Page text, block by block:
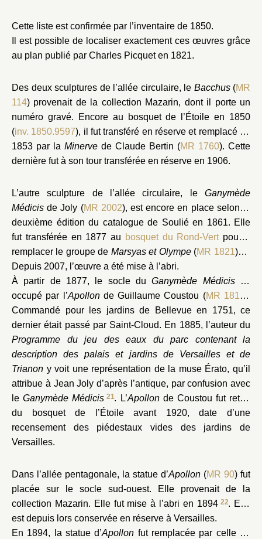
Cette liste est confirmée par l’inventaire de 1850.
Il est possible de localiser exactement ces œuvres grâce
au plan publié par Charles Picquet en 1821.
Des deux sculptures de l’allée circulaire, le Bacchus(MR
114) provenait de la collection Mazarin, dont il porte un
numéro gravé. Encore au bosquet de l’Étoile en 1850
(inv. 1850.9597), il fut transféré en réserve et remplacé en
1853 par la Minerve de Claude Bertin (MR 1760). Cette
dernière fut à son tour transférée en réserve en 1906.
L’autre sculpture de l’allée circulaire, le Ganymède
Médicis de Joly (MR 2002), est encore en place selon la
deuxième édition du catalogue de Soulié en 1861. Elle
fut transférée en 1877 au bosquet du Rond-Vertpour y
remplacer le groupe de Marsyas et Olympe (MR 1821)
Depuis 2007, l’œuvre a été mise à l’abri.
À partir de 1877, le socle duGanymède Médicisfut
occupé par l’Apollonde Guillaume Coustou (MR 1812
).
Commandé pour les jardins de Bellevue en 1751, ce
dernier était passé par Saint-Cloud. En 1885, l’auteur du
Programme du jeu des eaux du parc contenant la
description des palais et jardins de Versailles et de
Trianon y voit une représentation de la muse Érato, qu’il
attribue à Jean Joly d’après l’antique, par confusion avec
leGanymède Médicis 21. L’Apollonde Coustou fut retiré
du bosquet de l’Étoile avant 1920, date d’une
recensement des piédestaux vides des jardins de
Versailles.
Dans l’allée pentagonale, la statue d’Apollon (MR 90) fut
placée sur le socle sud-ouest. Elle provenait de la
collection Mazarin. Elle fut mise à l’abri en 1894 22. Elle
est depuis lors conservée en réserve à Versailles.
En 1894, la statue d’Apollon fut remplacée par celle du